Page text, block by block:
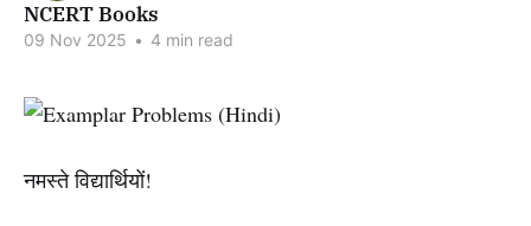
NCERT Books
09 Nov 2025 • 4 min read
नमस्ते विद्यार्थियों!